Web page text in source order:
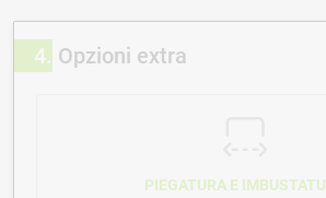
4 Opzioni extra
PIEGATURA E